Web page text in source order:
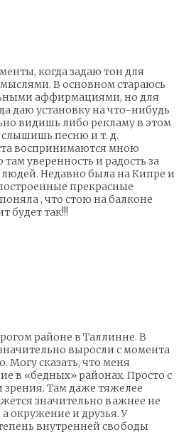
когда задаю тон для
В основном стараюсь
аффирмациями, но для
даю установку на что-нибудь
видишь либо рекламу в этом
песню и т. д.
воспринимаются мною
уверенность и радость за
Недавно была на Кипре и
прекрасные
, что стою на балконе
будет так!!!
районе в Таллинне. В
выросли с момента
Могу сказать, что меня
в «бедных» районах. Просто с
зрения. Там даже тяжелее
значительно важнее не
окружение и друзья. У
внутренней свободы